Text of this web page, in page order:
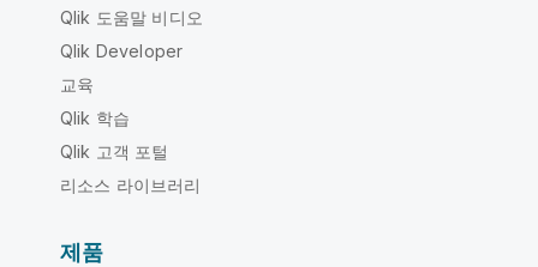
Qlik 도움말 비디오
Qlik Developer
교육
Qlik 학습
Qlik 고객 포털
리소스 라이브러리
제품